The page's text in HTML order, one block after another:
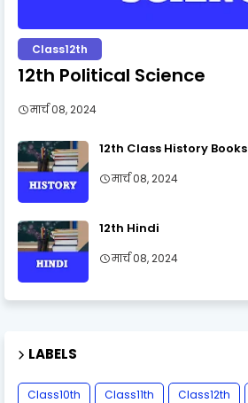
Class12th
12th Political Science
मार्च 08, 2024
12th Class History Books
मार्च 08, 2024
12th Hindi
मार्च 08, 2024
LABELS
Class10th Class11th Class12th